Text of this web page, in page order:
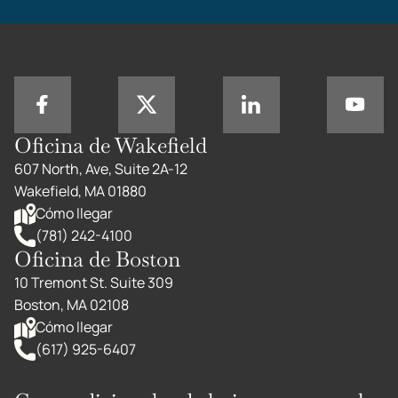
Oficina de Wakefield
607 North, Ave, Suite 2A-12
Wakefield, MA 01880
Cómo llegar
(781) 242-4100
Oficina de Boston
10 Tremont St. Suite 309
Boston, MA 02108
Cómo llegar
(617) 925-6407